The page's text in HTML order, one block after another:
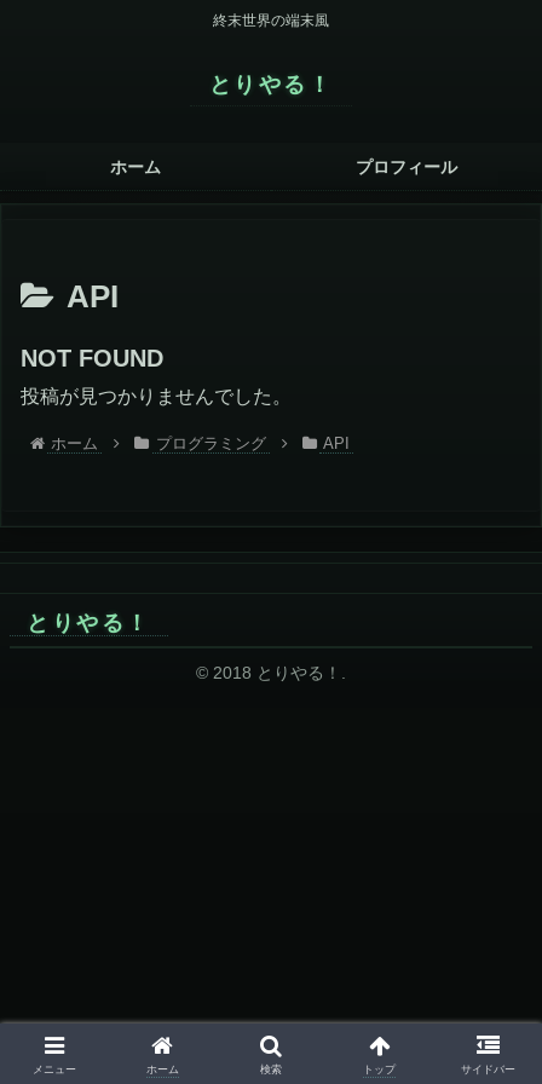
終末世界の端末風
とりやる！
ホーム プロフィール
API
NOT FOUND
投稿が見つかりませんでした。
ホーム プログラミング API
とりやる！
© 2018 とりやる！.
メニュー ホーム 検索 トップ サイドバー